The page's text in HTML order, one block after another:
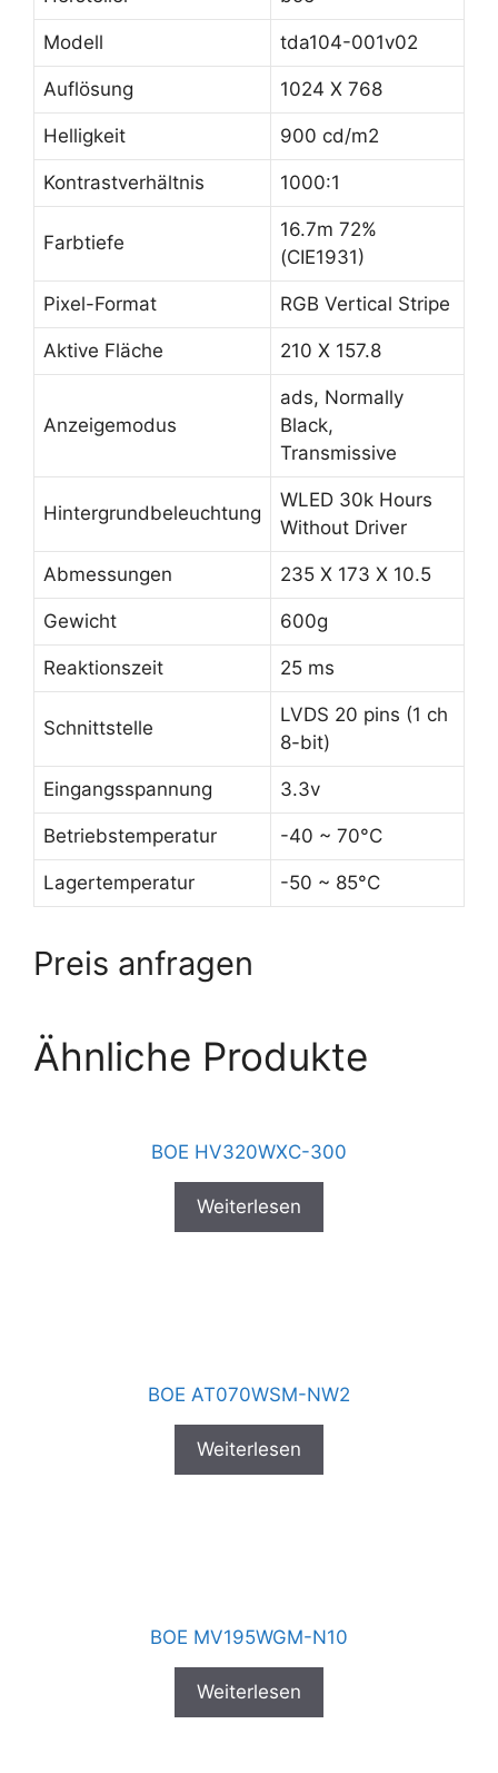
Modell tda104-001v02
Auflösung 1024 X 768
Helligkeit 900 cd/m2
Kontrastverhältnis 1000:1
Farbtiefe
16.7m 72%
(CIE1931)
Pixel-Format RGB Vertical Stripe
Aktive Fläche 210 X 157.8
Anzeigemodus
ads, Normally
Black,
Transmissive
Hintergrundbeleuchtung
WLED 30k Hours
Without Driver
Abmessungen 235 X 173 X 10.5
Gewicht 600g
Reaktionszeit 25 ms
Schnittstelle
LVDS 20 pins (1 ch
8-bit)
Eingangsspannung 3.3v
Betriebstemperatur -40 ~ 70°C
Lagertemperatur -50 ~ 85°C
Preis anfragen
Ähnliche Produkte
BOE HV320WXC-300
Weiterlesen
BOE AT070WSM-NW2
Weiterlesen
BOE MV195WGM-N10
Weiterlesen